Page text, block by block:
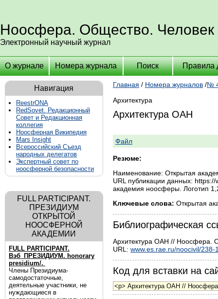
Ноосфера. Общество. Человек
Электронный научный журнал
О журнале Номера журнала Поиск Правила
Навигация
ReestrONA
RedSovet. Редакционный
Совет и Редакционная
коллегия
Ноосферная Википедия
Mars Insight
Всероссийский Съезд
народных делегатов
Экспертный совет по
ноосферной безопасности
FULL PARTICIPANT.
ПРЕЗИДИУМ
ОТКРЫТОЙ
НООСФЕРНОЙ
АКАДЕМИИ
FULL PARTICIPANT.
Вэб_ПРЕЗИДИУМ. honorary
presidium/.
Члены Президиума-
самодостаточные,
деятельные участники, не
нуждающиеся в
Главная / Номера журналов /№
Архитектура
Архитектура ОАН
Файл
Резюме:
Наименование: Открытая
URL публикации данных:
академия ноосферы. Логотип
Ключевые слова: Открытая
Библиографическая
Архитектура ОАН // Ноосфера.
URL: www.es.rae.ru/noocivil/238-
Код для вставки на